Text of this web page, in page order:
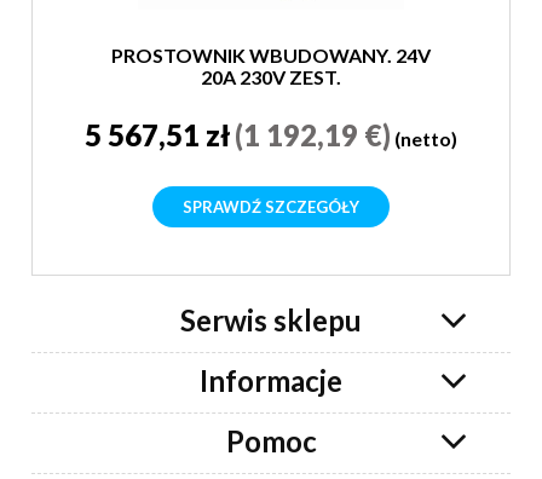
PROSTOWNIK WBUDOWANY. 24V
20A 230V ZEST.
5 567,51 zł(1 192,19 €) (netto)
SPRAWDŹ SZCZEGÓŁY
Serwis sklepu
Informacje
Pomoc